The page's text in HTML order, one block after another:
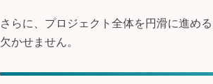
さらに、プロジェクト全体を円滑に進め
欠かせません。